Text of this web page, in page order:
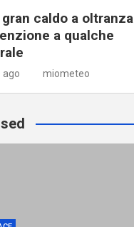
caldo a oltranza
a qualche
ago miometeo